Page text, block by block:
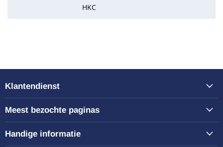
HKC
Klantendienst
Meest bezochte paginas
Handige informatie